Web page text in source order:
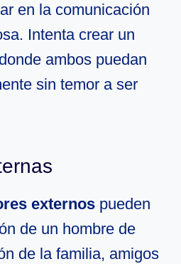
en la comunicación
Intenta crear un
ambos puedan
sin temor a ser
externos pueden
de un hombre de
de la familia, amigos